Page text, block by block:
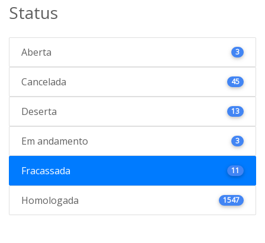
Status
Aberta 3
Cancelada 45
Deserta 13
Em andamento 3
Fracassada 11
Homologada 1547